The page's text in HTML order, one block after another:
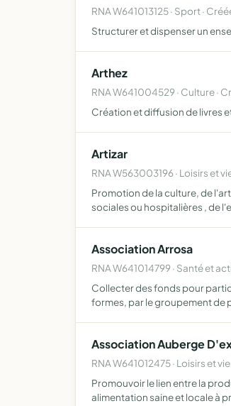
RNA W641013125 · Sport ·
Structurer et dispenser un
Arthez
RNA W641004529 · Culture ·
Création et diffusion de livres
Artizar
RNA W563003196 · Loisirs et
Promotion de la culture, de
sociales ou hospitalières , de
Association Arrosa
RNA W641014799 · Santé et
Collecter des fonds pour
formes, par le groupement de
Association Auberge
RNA W641012475 · Loisirs et
Promouvoir le lien entre la
alimentation saine et locale à